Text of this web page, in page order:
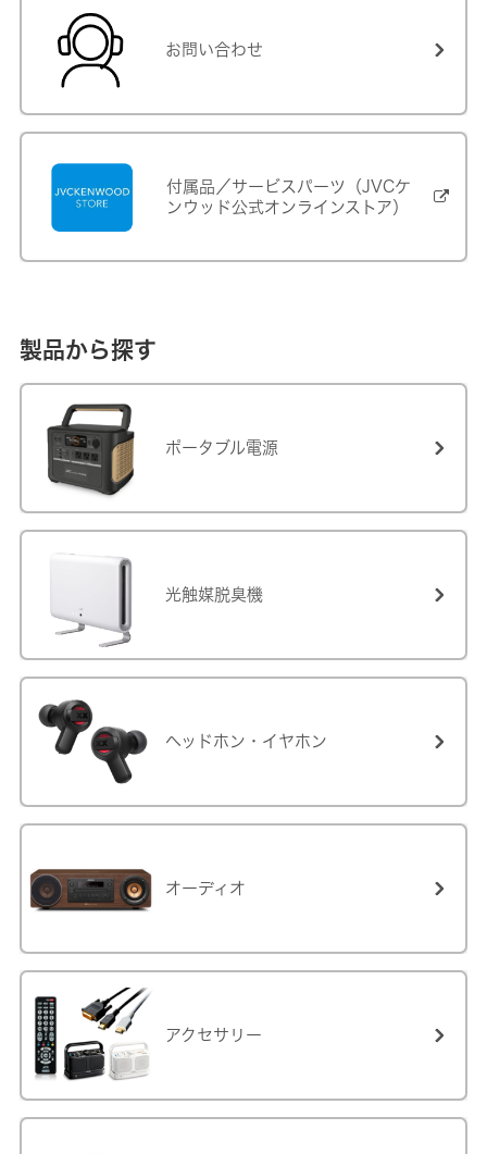
お問い合わせ
付属品／サービスパーツ（JVCケ
ンウッド公式オンラインストア）
製品から探す
ポータブル電源
光触媒脱臭機
ヘッドホン・イヤホン
オーディオ
アクセサリー